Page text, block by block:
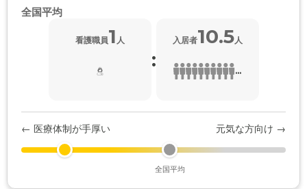
全国平均
看護職員1 人
:
入居者10.5人
...
← 医療体制が手厚い 元気な方向け →
全国平均